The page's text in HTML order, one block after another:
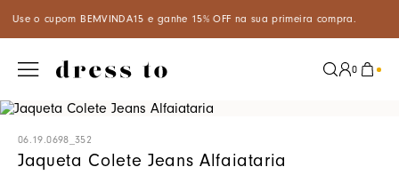
15% OFF na sua primeira compra. Aproveite um desconto
0
06.19.0698_352
Jaqueta Colete Jeans Alfaiataria